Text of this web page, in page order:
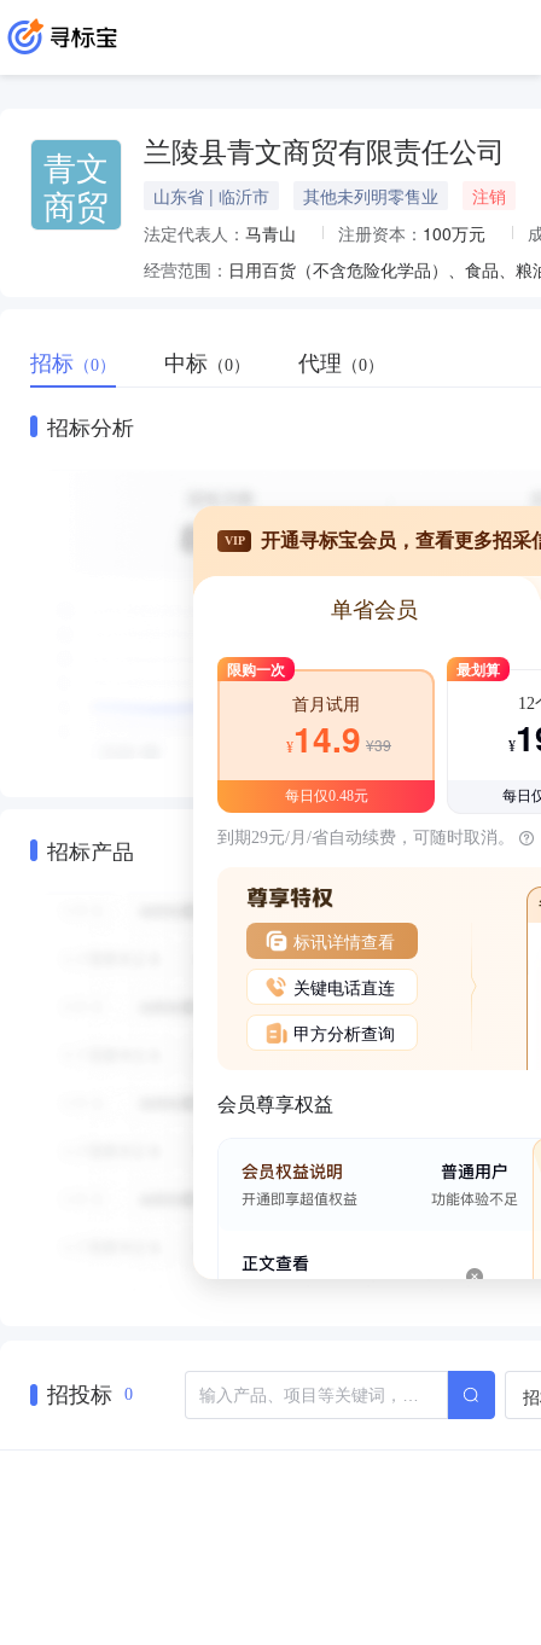
青文
商贸
兰陵县青文商贸有限责任公司
山东省 | 临沂市 其他未列明零售业
注销
法定代表人： 马青山 注册资本： 100万元
经营范围：
招标 （0） 中标 （0） 代理 （0）
招标分析
招标产品
VIP 开通寻标宝会员，查看更多招采
单省会员
限购一次
首月试用
¥14.9 ¥39
每日仅0.48元
最划算
12
¥
每日
到期29元/月/省自动续费，可随时取消。
标讯详情查看
关键电话直连
甲方分析查询
会员尊享权益
招投标 0